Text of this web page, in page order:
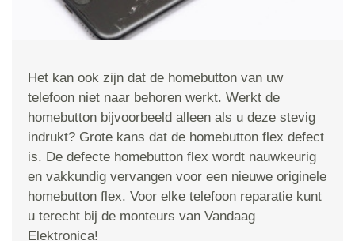
Het kan ook zijn dat de homebutton van uw
telefoon niet naar behoren werkt. Werkt de
homebutton bijvoorbeeld alleen als u deze stevig
indrukt? Grote kans dat de homebutton flex defect
is. De defecte homebutton flex wordt nauwkeurig
en vakkundig vervangen voor een nieuwe originele
homebutton flex. Voor elke telefoon reparatie kunt
u terecht bij de monteurs van Vandaag
Elektronica!